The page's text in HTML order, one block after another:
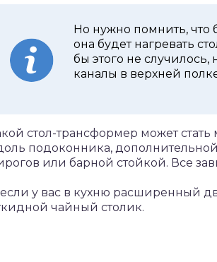
Но нужно помнить, что
она будет нагревать
бы этого не
каналы в верхней
стол-трансформер может
подоконника,
или барной стойкой. Все
у вас в кухню расширенный
чайный столик.